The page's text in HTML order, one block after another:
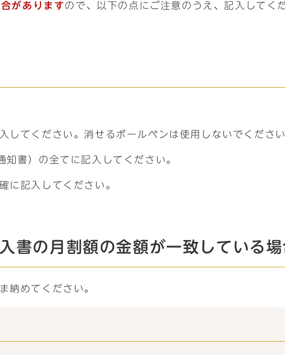
がありますので、以下の点にご注意のうえ、記入してく
してください。消せるボールペンは使用しないでください
書）の全てに記入してください。
に記入してください。
書の月割額の金額が一致している場
納めてください。